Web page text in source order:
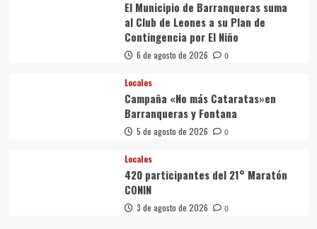
El Municipio de Barranqueras suma
al Club de Leones a su Plan de
Contingencia por El Niño
6 de agosto de 2026 0
Locales
Campaña «No más Cataratas»en
Barranqueras y Fontana
5 de agosto de 2026 0
Locales
420 participantes del 21° Maratón
CONIN
3 de agosto de 2026 0